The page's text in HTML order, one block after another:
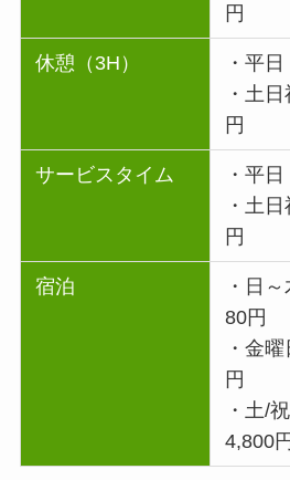
円
休憩（3H）
・平
・土
円
サービスタイム
・平
・土
円
宿泊
・日
80円
・金
円
・土/
4,800